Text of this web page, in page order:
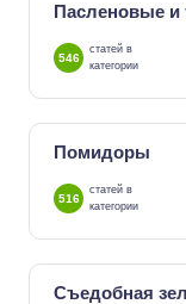
Пасленовые
546
статей в
категории
Помидоры
516
статей в
категории
Съедобная